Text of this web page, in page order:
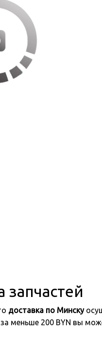
запчастей
доставка по Минску
меньше 200 BYN вы